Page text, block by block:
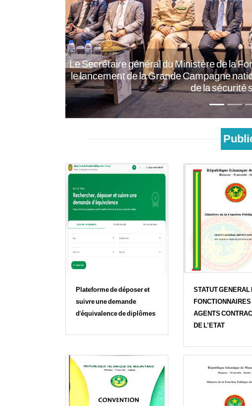
Le Secrétaire général du Ministère de la
le lancement de la Grande Campagne
de la sécurité
Previous
Plateforme de déposer et
suivre une demande
d'équivalence de diplômes
STATUT GENERAL
FONCTIONNAIRES
AGENTS
DE L’ETAT